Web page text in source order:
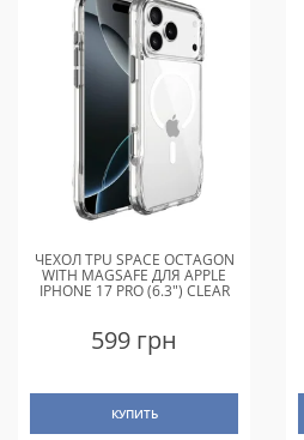
ЧЕХОЛ TPU SPACE OCTAGON
WITH MAGSAFE ДЛЯ APPLE
IPHONE 17 PRO (6.3") CLEAR
599 грн
КУПИТЬ